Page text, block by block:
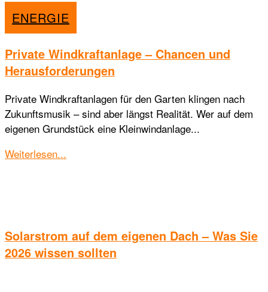
ENERGIE
Private Windkraftanlage – Chancen und
Herausforderungen
Private Windkraftanlagen für den Garten klingen nach
Zukunftsmusik – sind aber längst Realität. Wer auf dem
eigenen Grundstück eine Kleinwindanlage...
Weiterlesen...
Solarstrom auf dem eigenen Dach – Was Sie
2026 wissen sollten